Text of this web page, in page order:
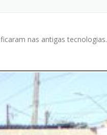
nas antigas tecnologias.